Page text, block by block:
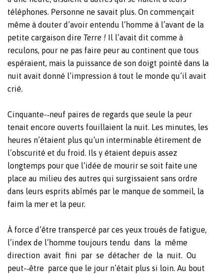
téléphones. Personne ne savait plus. On commençait
même à douter d’avoir entendu l’homme à l’avant de la
petite cargaison dire Terre ! Il l’avait dit comme à
reculons, pour ne pas faire peur au continent que tous
espéraient, mais la puissance de son doigt pointé dans la
nuit avait donné l’impression à tout le monde qu’il avait
crié.
Cinquante-‐neuf paires de regards que seule la peur
tenait encore ouverts fouillaient la nuit. Les minutes, les
heures n’étaient plus qu’un interminable étirement de
l’obscurité et du froid. Ils y étaient depuis assez
longtemps pour que l’idée de mourir se soit faite une
place au milieu des autres qui surgissaient sans ordre
dans leurs esprits abîmés par le manque de sommeil, la
faim la mer et la peur.
À force d’être transpercé par ces yeux troués de fatigue,
l’index de l’homme toujours tendu dans la même
direction avait fini par se détacher de la nuit. Ou
peut-‐être parce que le jour n’était plus si loin. Au bout